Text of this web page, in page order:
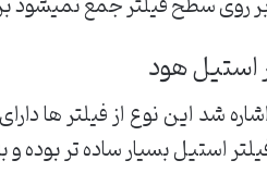
استیل هود
شد این نوع از فیلتر ها
استیل بسیار ساده تر